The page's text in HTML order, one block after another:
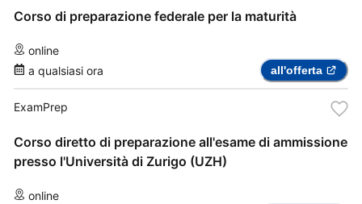
Corso di preparazione federale per la maturità
online
a qualsiasi ora
all'offerta
ExamPrep
Corso diretto di preparazione all'esame di ammissione
presso l'Università di Zurigo (UZH)
online